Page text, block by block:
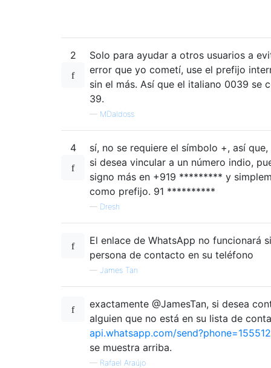
2
Solo para ayudar a otros usuarios a
error que yo cometí, use el prefijo
sin el más. Así que el italiano 0039 se
39.
— MDaldoss
4
sí, no se requiere el símbolo +, así
si desea vincular a un número indio,
signo más en +919 ********* y
como prefijo. 91 **********
— Dresh
El enlace de WhatsApp no ​​funcionará
persona de contacto en su teléfono
— James Tan
exactamente @JamesTan, si desea
alguien que no está en su lista de
api.whatsapp.com/
se muestra arriba.
— Rafael Araújo